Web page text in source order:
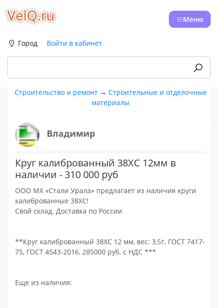
VelQ.ru Меню
Город Войти в кабинет
Строительство и ремонт→ Строительные и отделочные
материалы
Владимир
Круг калиброванный 38ХС 12мм в
наличии - 310 000 руб
ООО МХ «Стали Урала» предлагает из наличия круги
калиброванные 38ХС!
Свой склад. Доставка по России
**Круг калиброванный 38ХС 12 мм, вес: 3,5т, ГОСТ 7417-
75, ГОСТ 4543-2016, 285000 руб. с НДС ***
Еще из наличия: